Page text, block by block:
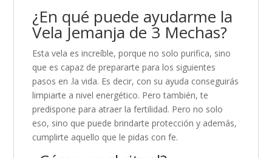
¿En qué puede ayudarme la
Vela Jemanja de 3 Mechas?
Esta vela es increíble, porque no solo purifica, sino
que es capaz de prepararte para los siguientes
pasos en .la vida. Es decir, con su ayuda conseguirás
limpiarte a nivel energético. Pero también, te
predispone para atraer la fertilidad. Pero no solo
eso, sino que puede brindarte protección y además,
cumplirte aquello que le pidas con fe.